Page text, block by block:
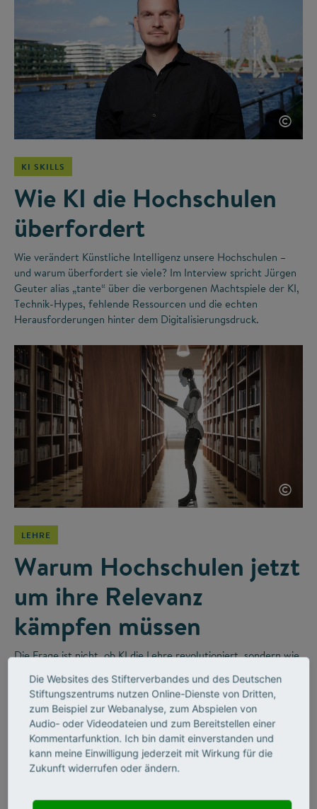
©
KI SKILLS
Wie KI die Hochschulen
überfordert
Wie verändert Künstliche Intelligenz unsere Hochschulen –
und warum überfordert sie viele? Im Interview spricht Jürgen
Geuter alias „tante“ über die verborgenen Machtspiele der KI,
Technik-Hypes, fehlende Ressourcen und die echten
Herausforderungen hinter dem Digitalisierungsdruck.
©
LEHRE
Warum Hochschulen jetzt
um ihre Relevanz
kämpfen müssen
Die Frage ist nicht, ob KI die Lehre revolutioniert, sondern wie
Religionswissenschaftler Bernhard Lange vom disruptiven
Wandel in Hochschulen und wie Unternehmen diesen
befeuern werden.
Die Websites des Stifterverbandes und des Deutschen
Stiftungszentrums nutzen Online-Dienste von Dritten,
zum Beispiel zur Webanalyse, zum Abspielen von
Audio- oder Videodateien und zum Bereitstellen einer
Kommentarfunktion. Ich bin damit einverstanden und
kann meine Einwilligung jederzeit mit Wirkung für die
Zukunft widerrufen oder ändern.